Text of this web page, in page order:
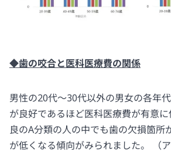
◆歯の咬合と医科医療費の関係
男性の20代～30代以外の男女の各年
が良好であるほど医科医療費が有意
良のA分類の人の中でも歯の欠損箇所
が低くなる傾向がみられました。 （